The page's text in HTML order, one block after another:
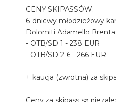
CENY SKIPASSÓW:
6-dniowy młodzieżowy
Dolomiti Adamello Brenta:
- OTB/SD 1 - 238 EUR
- OTB/SD 2-6 - 266 EUR
+ kaucja (zwrotna) za
Ceny za skipass są